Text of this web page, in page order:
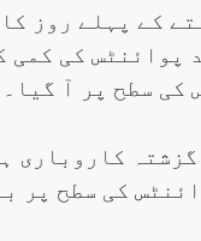
کے پہلے روز